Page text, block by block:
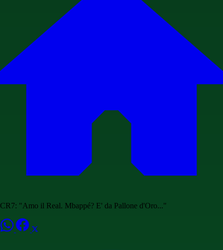
CR7: "Amo il Real. Mbappé? E' da Pallone d'Oro..."